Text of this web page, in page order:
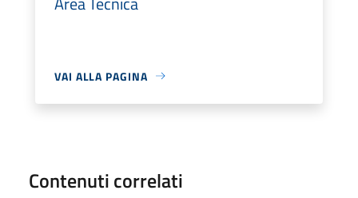
VAI ALLA PAGINA
Contenuti correlati